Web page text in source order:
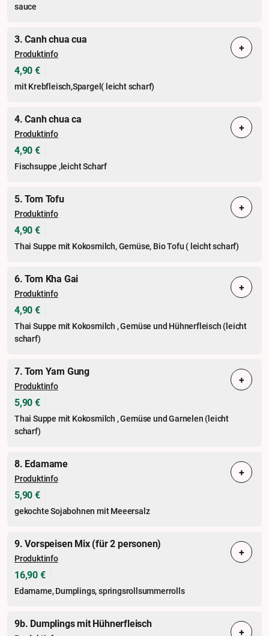
sauce
3. Canh chua cua
Produktinfo
4,90 €
mit Krebfleisch,Spargel( leicht scharf)
+
4. Canh chua ca
Produktinfo
4,90 €
Fischsuppe ,leicht Scharf
+
5. Tom Tofu
Produktinfo
4,90 €
Thai Suppe mit Kokosmilch, Gemüse, Bio Tofu ( leicht scharf)
+
6. Tom Kha Gai
Produktinfo
4,90 €
Thai Suppe mit Kokosmilch , Gemüse und Hühnerfleisch (leicht
scharf)
+
7. Tom Yam Gung
Produktinfo
5,90 €
Thai Suppe mit Kokosmilch , Gemüse und Garnelen (leicht
scharf)
+
8. Edamame
Produktinfo
5,90 €
gekochte Sojabohnen mit Meeersalz
+
9. Vorspeisen Mix (für 2 personen)
Produktinfo
16,90 €
Edamame, Dumplings, springsrollsummerrolls
+
9b. Dumplings mit Hühnerfleisch
+